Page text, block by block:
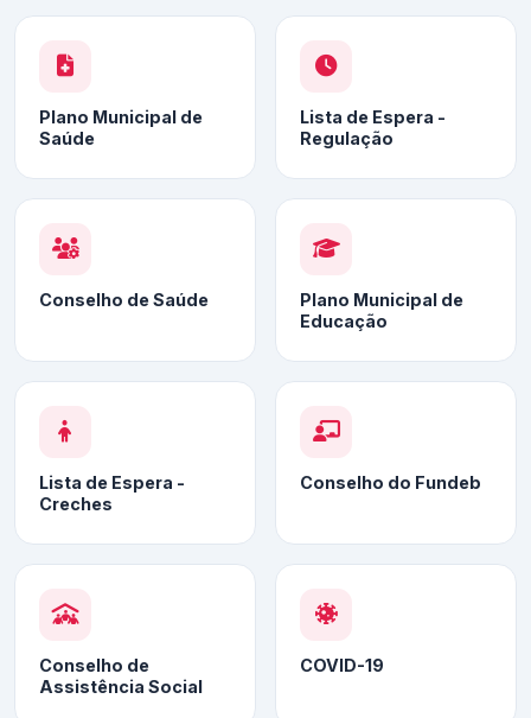
Plano Municipal de
Saúde
Lista de Espera -
Regulação
Conselho de Saúde
Plano Municipal de
Educação
Lista de Espera -
Creches
Conselho do Fundeb
Conselho de
Assistência Social
COVID-19